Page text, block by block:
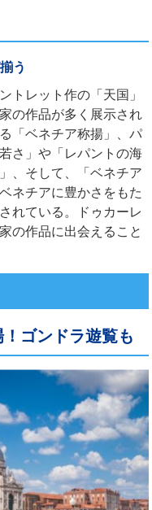
う
トレット作の「天国」
の作品が多く展示され
「ベネチア称揚」、パ
さ」や「レパントの海
、そして、「ベネチア
ネチアに豊かさをもた
れている。ドゥカーレ
の作品に出会えること
ゴンドラ遊覧も